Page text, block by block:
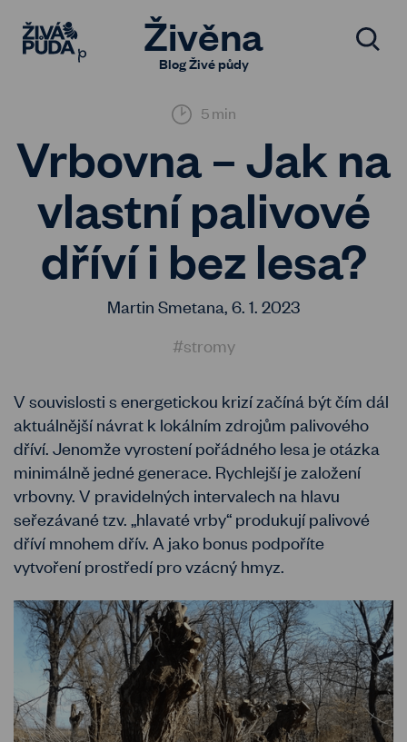
Živěna
Blog Živé půdy
5 min
Vrbovna – Jak na
vlastní palivové
dříví i bez lesa?
Martin Smetana, 6. 1. 2023
#stromy
V souvislosti s energetickou krizí začíná být čím dál
aktuálnější návrat k lokálním zdrojům palivového
dříví. Jenomže vyrostení pořádného lesa je otázka
minimálně jedné generace. Rychlejší je založení
vrbovny. V pravidelných intervalech na hlavu
seřezávané tzv. „hlavaté vrby“ produkují palivové
dříví mnohem dřív. A jako bonus podpoříte
vytvoření prostředí pro vzácný hmyz.